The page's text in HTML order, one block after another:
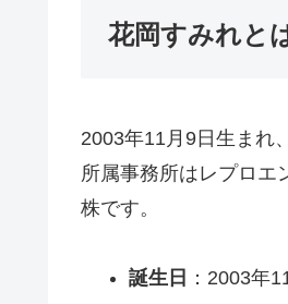
花岡すみれと
2003年11月9日生まれ
所属事務所はレプロエ
株です。
誕生日 ：2003年